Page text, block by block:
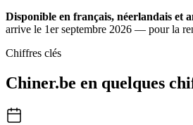
Disponible en français, néerlandais et
arrive le 1er septembre 2026 — pour la
Chiffres clés
Chiner.be en quelques